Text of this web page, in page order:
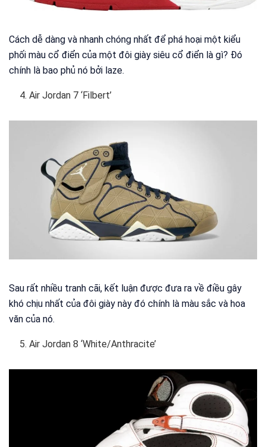
Cách dễ dàng và nhanh chóng nhất để phá hoại một kiểu
phối màu cổ điển của một đôi giày siêu cổ điển là gì? Đó
chính là bao phủ nó bởi laze.
Air Jordan 7 ‘Filbert’
Sau rất nhiều tranh cãi, kết luận được đưa ra về điều gây
khó chịu nhất của đôi giày này đó chính là màu sắc và hoa
văn của nó.
Air Jordan 8 ‘White/Anthracite’